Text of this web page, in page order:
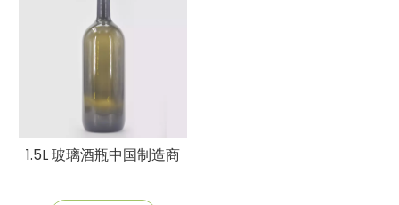
1.5L 玻璃酒瓶中国制造商